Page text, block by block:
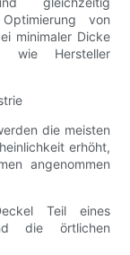
von
minimaler Dicke
wie Hersteller
die meisten
erhöht,
angenommen
Teil eines
die örtlichen